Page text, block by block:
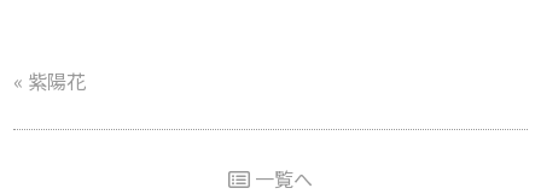
« 紫陽花
一覧へ